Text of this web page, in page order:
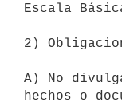
Escala
2)
A) No
hechos o